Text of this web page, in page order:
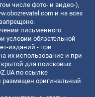
числе фото- и видео-),
и на всех
письменного
условии обязательной
изданий - при
их использование и при
для поисковых
по ссылке
размещен оригинальный